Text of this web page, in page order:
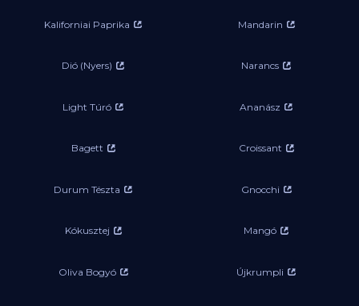
Kaliforniai Paprika Mandarin
Dió (Nyers) Narancs
Light Túró Ananász
Bagett Croissant
Durum Tészta Gnocchi
Kókusztej Mangó
Oliva Bogyó Újkrumpli